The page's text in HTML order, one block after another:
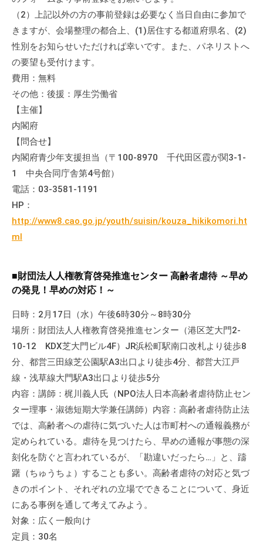
（2）上記以外の方の事前登録は必要なく当日自由に参加で
きますが、会場整理の都合上、(1)居住する都道府県名、(2)
性別をお知らせいただければ幸いです。また、パネリストへ
の要望も受付けます。
費用：無料
その他：後援：厚生労働省
【主催】
内閣府
【問合せ】
内閣府青少年支援担当（〒100-8970 千代田区霞が関3-1-
1 中央合同庁舎第4号館）
電話：03-3581-1191
HP：
http://www8.cao.go.jp/youth/suisin/kouza_hikikomori.ht
ml
■財団法人人権教育啓発推進センター 高齢者虐待 ～早め
の発見！早めの対応！～
日時：2月17日（水）午後6時30分～8時30分
場所：財団法人人権教育啓発推進センター（港区芝大門2-
10-12 KDX芝大門ビル4F）JR浜松町駅南口改札より徒歩8
分、都営三田線芝公園駅A3出口より徒歩4分、都営大江戸
線・浅草線大門駅A3出口より徒歩5分
内容：講師：梶川義人氏（NPO法人日本高齢者虐待防止セン
ター理事・淑徳短期大学兼任講師）内容：高齢者虐待防止法
では、高齢者への虐待に気づいた人は市町村への通報義務が
定められている。虐待を見つけたら、早めの通報が事態の深
刻化を防ぐと言われているが、「勘違いだったら…」と、躊
躇（ちゅうちょ）することも多い。高齢者虐待の対応と気づ
きのポイント、それぞれの立場でできることについて、身近
にある事例を通して考えてみよう。
対象：広く一般向け
定員：30名